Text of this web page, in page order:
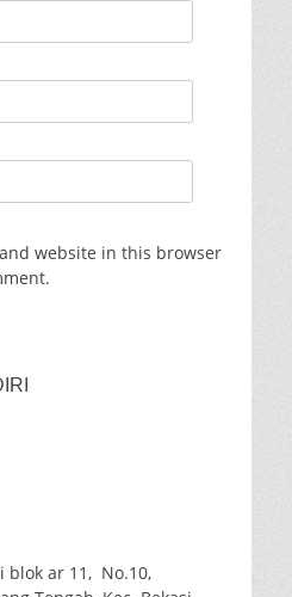
website in this browser
blok ar 11, No.10,